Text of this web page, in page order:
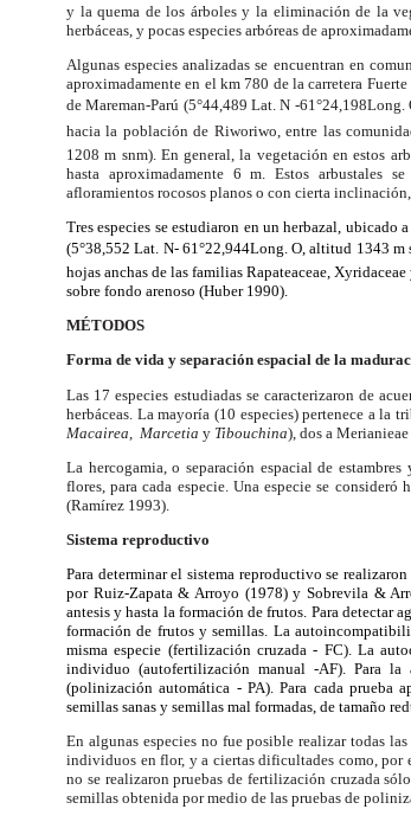
y la quema de los árboles y la eliminación de la
herbáceas, y pocas especies arbóreas de
Algunas especies analizadas se encuentran en
aproximadamente en el km 780 de la carretera
de Mareman-Parú (5°44,489 Lat. N -
hacia la población de Riworiwo, entre las
1208 m snm). En general, la vegetación en estos
hasta aproximadamente 6 m . Estos arbustales
afloramientos rocosos planos o con cierta
Tres especies se estudiaron en un herbazal, ubicado
(5°38,552 Lat. N- 61°22,944Long. O, altitud 1343 m
hojas anchas de las familias Rapateaceae,
sobre fondo arenoso (Huber 1990).
MÉTODOS
Forma de vida y separación espacial de la
Las 17 especies estudiadas se caracterizaron de
herbáceas. La mayoría (10 especies) pertenece a la
Macairea
Marcetia y Tibouchina), dos a Merianieae
La hercogamia, o separación espacial de
flores, para cada especie. Una especie se consideró
(Ramírez 1993).
Sistema reproductivo
Para determinar el sistema reproductivo se
por Ruiz-Zapata & Arroyo (1978) y Sobrevila &
antesis y hasta la formación de frutos. Para detectar
formación de frutos y semillas. La
misma especie (fertilización cruzada - FC). La
individuo (autofertilización manual -AF). Para
(polinización automática - PA). Para cada prueba
semillas sanas y semillas mal formadas, de tamaño
En algunas especies no fue posible realizar todas
individuos en flor, y a ciertas dificultades como, por
no se realizaron pruebas de fertilización cruzada
semillas obtenida por medio de las pruebas de